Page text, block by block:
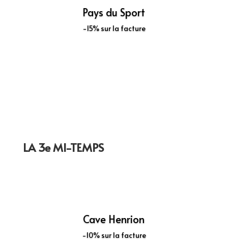
Pays du Sport
-15% sur la facture
LA 3e MI-TEMPS
Cave Henrion
-10% sur la facture